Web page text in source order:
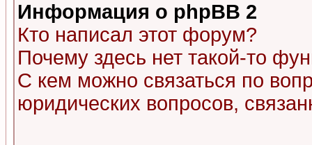
Информация о phpBB 2
Кто написал этот форум?
Почему здесь нет такой-то
С кем можно связаться по
юридических вопросов,